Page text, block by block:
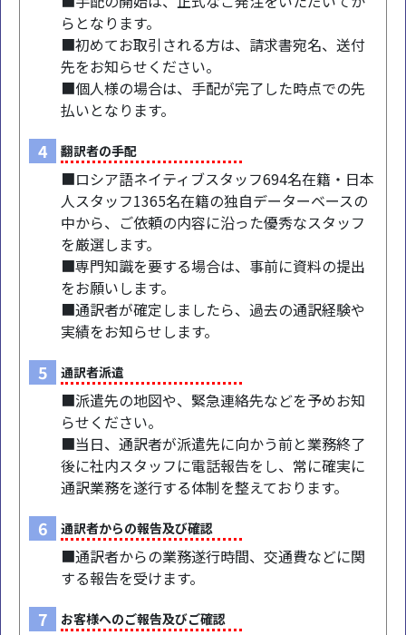
らとなります。
■初めてお取引される方は、請求書宛名、送付
先をお知らせください。
■個人様の場合は、手配が完了した時点での先
払いとなります。
4 翻訳者の手配
■ロシア語ネイティブスタッフ694名在籍・日本
人スタッフ1365名在籍の独自データーベースの
中から、ご依頼の内容に沿った優秀なスタッフ
を厳選します。
■専門知識を要する場合は、事前に資料の提出
をお願いします。
■通訳者が確定しましたら、過去の通訳経験や
実績をお知らせします。
5 通訳者派遣
■派遣先の地図や、緊急連絡先などを予めお知
らせください。
■当日、通訳者が派遣先に向かう前と業務終了
後に社内スタッフに電話報告をし、常に確実に
通訳業務を遂行する体制を整えております。
6 通訳者からの報告及び確認
■通訳者からの業務遂行時間、交通費などに関
する報告を受けます。
7 お客様へのご報告及びご確認